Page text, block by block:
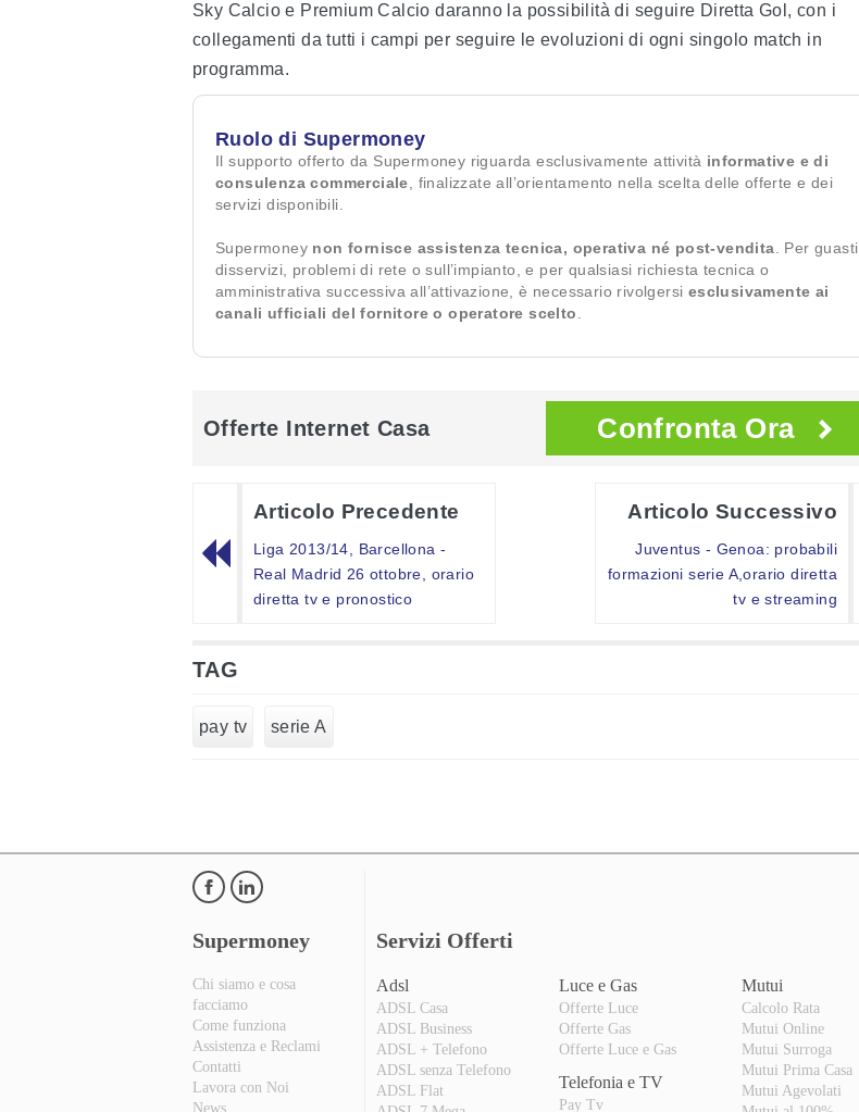
Sky Calcio e Premium Calcio daranno la possibilità di seguire Diretta Gol, con i
collegamenti da tutti i campi per seguire le evoluzioni di ogni singolo match in
programma.
Ruolo di Supermoney
Il supporto offerto da Supermoney riguarda esclusivamente attività informative e di
consulenza commerciale , finalizzate all’orientamento nella scelta delle offerte e dei
servizi disponibili.
Supermoney non fornisce assistenza tecnica, operativa né post-vendita . Per guasti,
disservizi, problemi di rete o sull’impianto, e per qualsiasi richiesta tecnica o
amministrativa successiva all’attivazione, è necessario rivolgersi esclusivamente ai
canali ufficiali del fornitore o operatore scelto
Offerte Internet Casa Confronta Ora
Articolo Precedente
Liga 2013/14, Barcellona -
Real Madrid 26 ottobre, orario
diretta tv e pronostico
Articolo Successivo
Juventus - Genoa: probabili
formazioni serie A,orario diretta
tv e streaming
TAG
pay tv serie A
Supermoney
Chi siamo e cosa
facciamo
Come funziona
Assistenza e Reclami
Contatti
Lavora con Noi
News
Servizi Offerti
Adsl
ADSL Casa
ADSL Business
ADSL + Telefono
ADSL senza Telefono
ADSL Flat
Luce e Gas
Offerte Luce
Offerte Gas
Offerte Luce e Gas
Telefonia e TV
Pay Tv
Mutui
Calcolo Rata
Mutui Online
Mutui Surroga
Mutui Prima Casa
Mutui Agevolati